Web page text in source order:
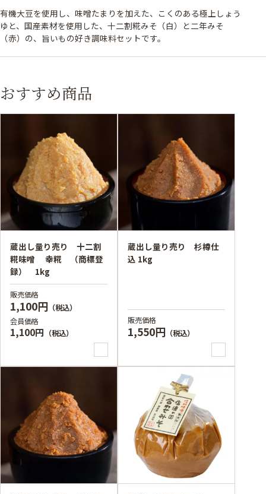
有機大豆を使用し、味噌たまりを加えた、こくのある極上しょう
ゆと、国産素材を使用した、十二割糀みそ（白）と二年みそ
（赤）の、旨いもの好き調味料セットです。
おすすめ商品
蔵出し量り売り 十二割
糀味噌 幸糀 （商標登
録） 1kg
販売価格
1,100円 （税込）
会員価格
1,100円 （税込）
蔵出し量り売り 杉樽仕
込 1kg
販売価格
1,550円 （税込）